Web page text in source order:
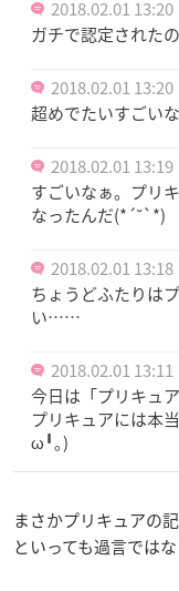
2018.02.01 13:20
ガチで認定された
2018.02.01 13:20
超めでたいすごい
2018.02.01 13:19
すごいなぁ。プリ
なったんだ(*´˘`*)
2018.02.01 13:18
ちょうどふたり
い……
2018.02.01 13:11
今日は「プリキュ
プリキュアには本
ω╹｡)
まさかプリキュアの
といっても過言では